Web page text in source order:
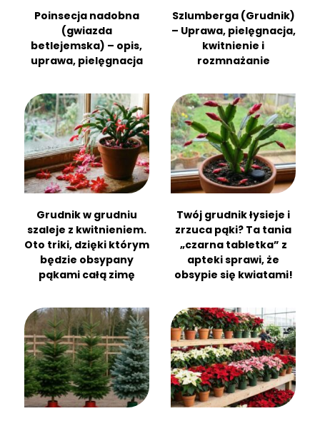
Poinsecja nadobna
(gwiazda
betlejemska) – opis,
uprawa, pielęgnacja
Szlumberga (Grudnik)
– Uprawa, pielęgnacja,
kwitnienie i
rozmnażanie
Grudnik w grudniu
szaleje z kwitnieniem.
Oto triki, dzięki którym
będzie obsypany
pąkami całą zimę
Twój grudnik łysieje i
zrzuca pąki? Ta tania
„czarna tabletka” z
apteki sprawi, że
obsypie się kwiatami!